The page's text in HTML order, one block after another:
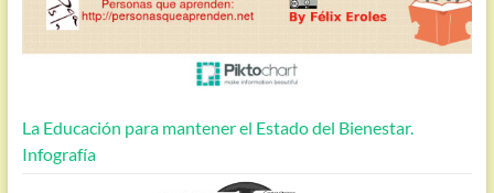
La Educación para mantener el Estado del Bienestar.
Infografía